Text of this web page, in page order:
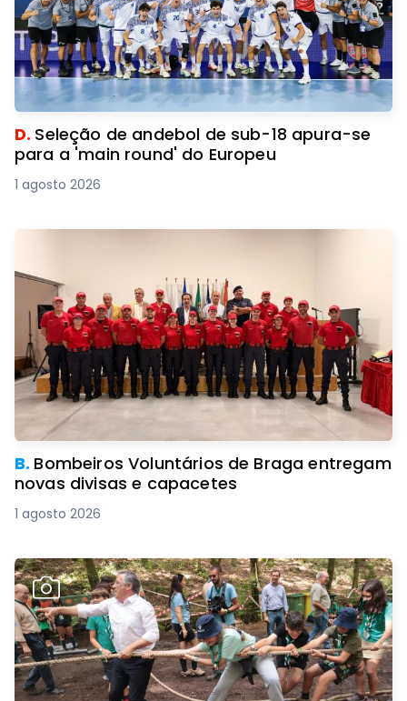
D. Seleção de andebol de sub-18 apura-se
para a 'main round' do Europeu
1 agosto 2026
B. Bombeiros Voluntários de Braga entregam
novas divisas e capacetes
1 agosto 2026